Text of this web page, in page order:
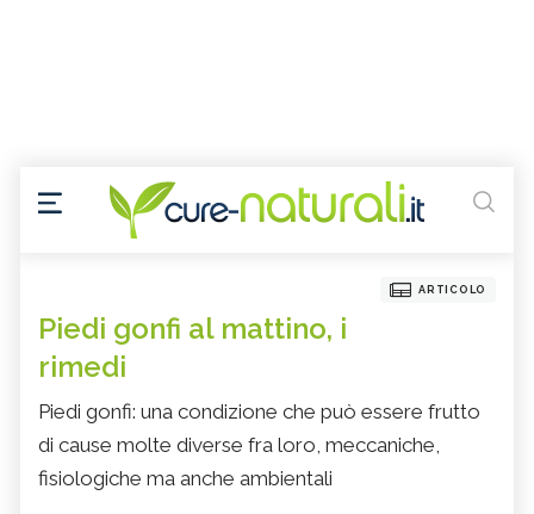
ARTICOLO
Piedi gonfi al mattino, i
rimedi
Piedi gonfi: una condizione che può essere frutto
di cause molte diverse fra loro, meccaniche,
fisiologiche ma anche ambientali